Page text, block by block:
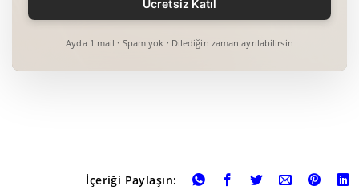
Ayda 1 mail · Spam yok · Dilediğin zaman ayrılabilirsin
İçeriği Paylaşın: